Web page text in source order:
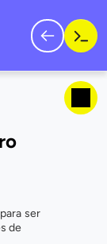
ser
de